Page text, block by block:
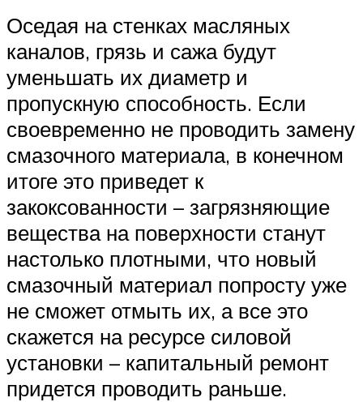
Оседая на стенках масляных
каналов, грязь и сажа будут
уменьшать их диаметр и
пропускную способность. Если
своевременно не проводить замену
смазочного материала, в конечном
итоге это приведет к
закоксованности – загрязняющие
вещества на поверхности станут
настолько плотными, что новый
смазочный материал попросту уже
не сможет отмыть их, а все это
скажется на ресурсе силовой
установки – капитальный ремонт
придется проводить раньше.